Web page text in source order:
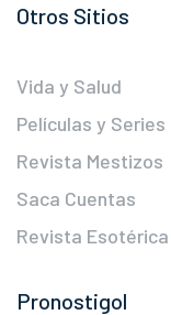
Otros Sitios
Vida y Salud
Películas y Series
Revista Mestizos
Saca Cuentas
Revista Esotérica
Pronostigol